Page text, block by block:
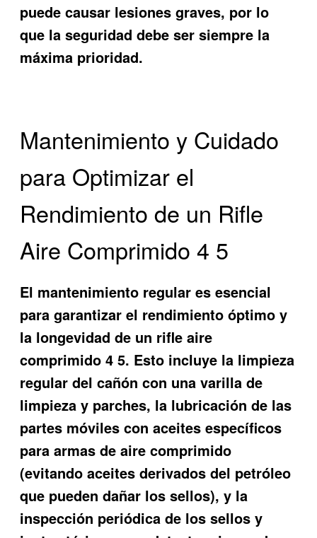
puede causar lesiones graves, por lo
que la seguridad debe ser siempre la
máxima prioridad.
Mantenimiento y Cuidado
para Optimizar el
Rendimiento de un Rifle
Aire Comprimido 4 5
El mantenimiento regular es esencial
para garantizar el rendimiento óptimo y
la longevidad de un rifle aire
comprimido 4 5. Esto incluye la limpieza
regular del cañón con una varilla de
limpieza y parches, la lubricación de las
partes móviles con aceites específicos
para armas de aire comprimido
(evitando aceites derivados del petróleo
que pueden dañar los sellos), y la
inspección periódica de los sellos y